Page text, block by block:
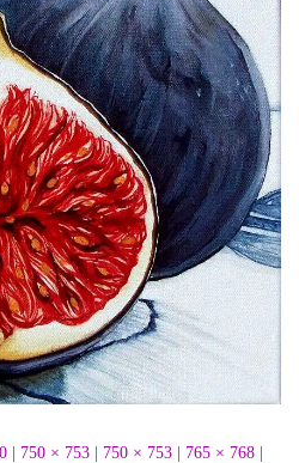
| 750 × 753 | 750 × 753 | 765 × 768 |